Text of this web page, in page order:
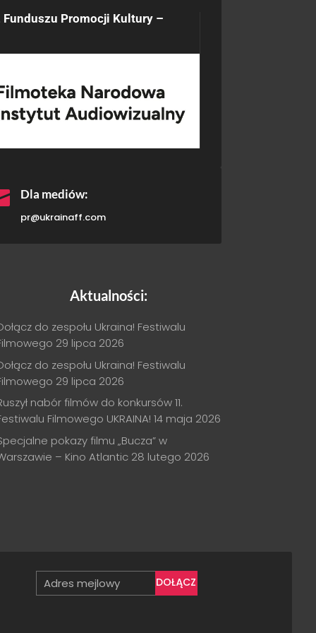
Promocji Kultury –
Dla mediów:
pr@ukrainaff.com
Aktualności:
do zespołu Ukraina! Festiwalu
29 lipca 2026
do zespołu Ukraina! Festiwalu
29 lipca 2026
nabór filmów do konkursów 11.
Filmowego UKRAINA! 14 maja 2026
pokazy filmu „Bucza” w
– Kino Atlantic 28 lutego 2026
DOŁĄCZ